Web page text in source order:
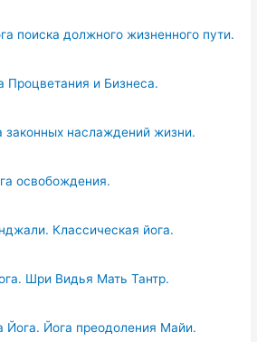
поиска должного жизненного пути.
Процветания и Бизнеса.
наслаждений жизни.
освобождения.
Классическая йога.
Шри Видья Мать Тантр.
Йога. Йога преодоления Майи.